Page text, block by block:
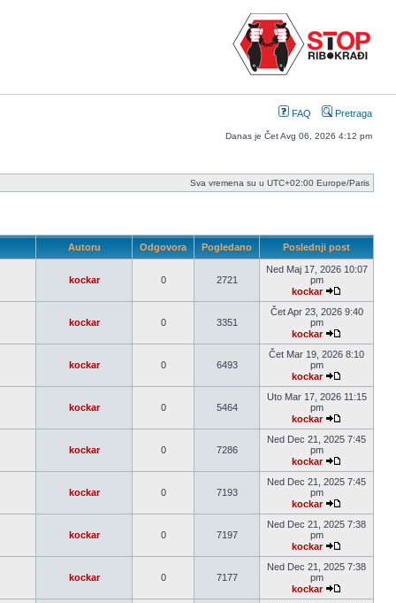
FAQ Pretraga
Danas je Čet Avg 06, 2026 4:12 pm
Sva vremena su u UTC+02:00 Europe/Paris
Autoru Odgovora Pogledano Poslednji post
kockar 0 2721
Ned Maj 17, 2026 10:07
pm
kockar
Pogledaj
poslednji
kockar 0 3351
Čet Apr 23, 2026 9:40
pm
kockar
Pogledaj
poslednji
kockar 0 6493
Čet Mar 19, 2026 8:10
pm
kockar
Pogledaj
poslednji
kockar 0 5464
Uto Mar 17, 2026 11:15
pm
kockar
Pogledaj
poslednji
kockar 0 7286
Ned Dec 21, 2025 7:45
pm
kockar
Pogledaj
poslednji
kockar 0 7193
Ned Dec 21, 2025 7:45
pm
kockar
Pogledaj
poslednji
kockar 0 7197
Ned Dec 21, 2025 7:38
pm
kockar
Pogledaj
poslednji
kockar 0 7177
Ned Dec 21, 2025 7:38
pm
kockar
Pogledaj